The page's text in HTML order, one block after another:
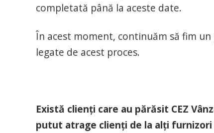
completată până la aceste date.
În acest moment, continuăm să fim
legate de acest proces.
Există clienți care au părăsit CEZ
putut atrage clienți de la alți